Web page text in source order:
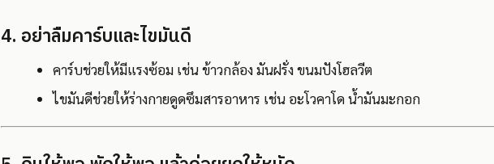
4. อย่าลืมคาร์บและไขมันดี
คาร์บช่วยให้มีแรงซ้อม เช่น ข้าวกล้อง มันฝรั่ง ขนมปังโฮลวีต
ไขมันดีช่วยให้ร่างกายดูดซึมสารอาหาร เช่น อะโวคาโด น้ำมันมะกอก